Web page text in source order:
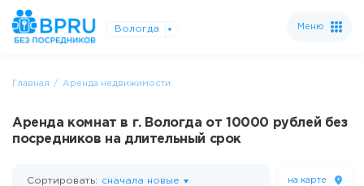
Вологда Меню
Главная Аренда недвижимости
Аренда комнат в г. Вологда от 10000 рублей без
посредников на длительный срок
Сортировать: сначала новые на карте